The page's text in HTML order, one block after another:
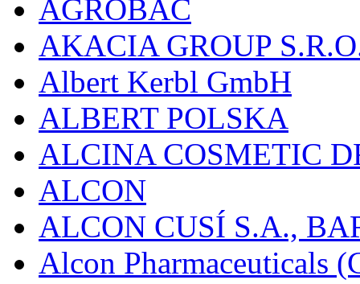
AGROBAC
AKACIA GROUP
Albert Kerbl GmbH
ALBERT POLSKA
ALCINA COSMETIC
ALCON
ALCON CUSÍ S.A.,
Alcon Pharmaceuticals